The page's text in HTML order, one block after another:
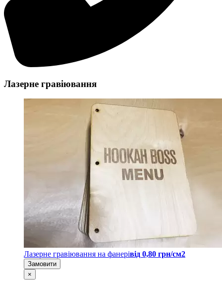
Лазерне гравіювання
Лазерне гравіювання на фанерівід 0,80 грн/см2
Замовити
×